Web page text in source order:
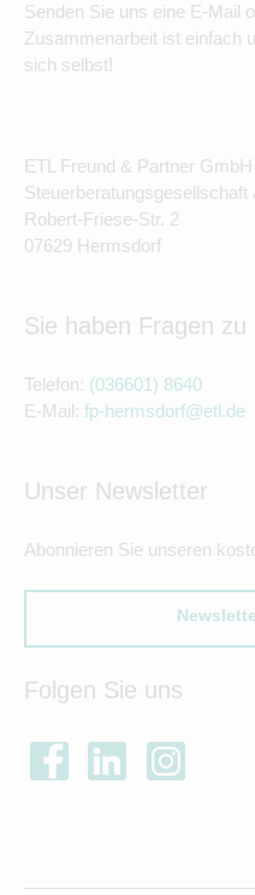
Senden Sie uns eine E-Mail
Zusammenarbeit ist einfach
sich selbst!
ETL Freund & Partner GmbH
Steuerberatungsgesellschaft
Robert-Friese-Str. 2
07629 Hermsdorf
Sie haben Fragen
Telefon: (036601) 8640
E-Mail: fp-hermsdorf@etl.de
Unser Newsletter
Abonnieren Sie unseren
Folgen Sie uns